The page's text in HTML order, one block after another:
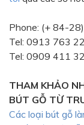
Đỏ - Bạc
Đen -
Xanh xám
Xanh
Phone: (+ 84-
Tel: 0913 763
Tel: 0909 411
THAM KHẢO
BÚT GỖ TỪ
Các loại bút gỗ